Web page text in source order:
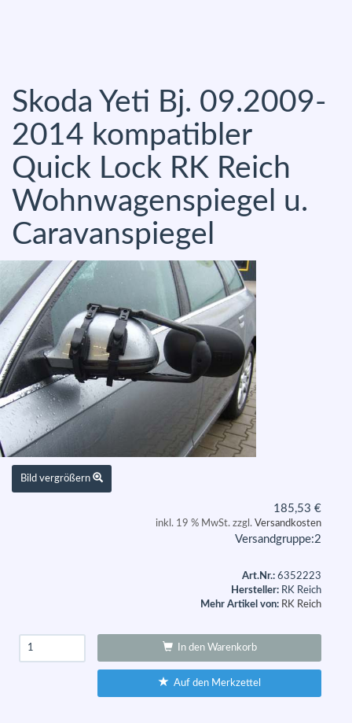
Skoda Yeti Bj. 09.2009-
2014 kompatibler
Quick Lock RK Reich
Wohnwagenspiegel u.
Caravanspiegel
Bild vergrößern
185,53 €
inkl. 19 % MwSt. zzgl. Versandkosten
Versandgruppe:2
Art.Nr.: 6352223
Hersteller: RK Reich
Mehr Artikel von: RK Reich
In den Warenkorb
Auf den Merkzettel